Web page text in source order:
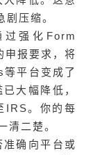
剧压缩。
过强化Form
申报要求，将
平台变成了
大幅降低，
IRS。你的每
清二楚。
准确向平台或